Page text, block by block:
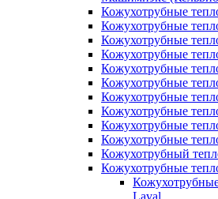
Кожухотрубные
Кожухотрубные
Кожухотрубные
Кожухотрубные
Кожухотрубные
Кожухотрубные
Кожухотрубные
Кожухотрубные
Кожухотрубные
Кожухотрубные
Кожухотрубный
Кожухотрубные
Laval